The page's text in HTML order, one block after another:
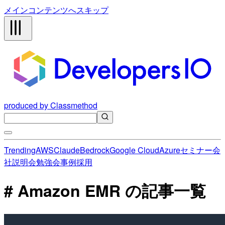
メインコンテンツへスキップ
produced by Classmethod
TrendingAWSClaudeBedrockGoogle CloudAzureセミナー会
社説明会勉強会事例採用
# Amazon EMR の記事一覧